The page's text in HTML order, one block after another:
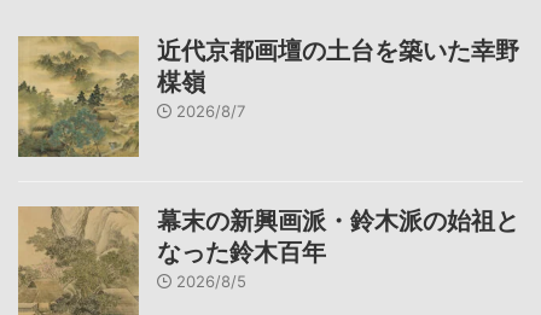
近代京都画壇の土台を築いた幸野
楳嶺
2026/8/7
幕末の新興画派・鈴木派の始祖と
なった鈴木百年
2026/8/5